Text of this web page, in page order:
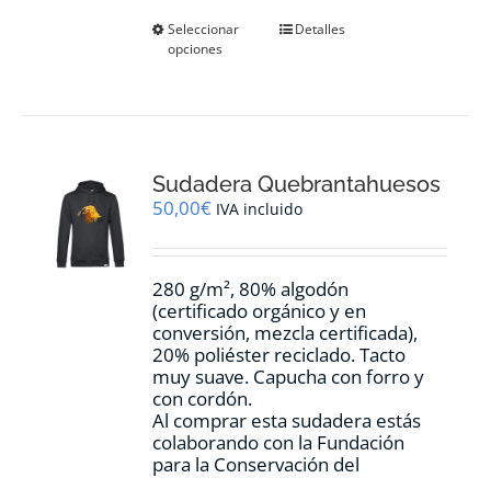
Seleccionar
opciones
Este
se
pueden
en
página
de
producto
Detalles
Sudadera Quebrantahuesos
50,00€ IVA incluido
280 g/m², 80% algodón
(certificado orgánico y en
conversión, mezcla certificada),
20% poliéster reciclado. Tacto
muy suave. Capucha con forro y
con cordón.
Al comprar esta sudadera estás
colaborando con la Fundación
para la Conservación del